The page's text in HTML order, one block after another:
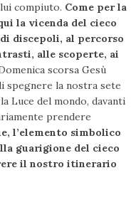
compiuto. Come per la
la vicenda del cieco
discepoli, al percorso
alle scoperte, ai
scorsa Gesù
spegnere la nostra sete
Luce del mondo, davanti
prendere
l’elemento simbolico
guarigione del cieco
il nostro itinerario